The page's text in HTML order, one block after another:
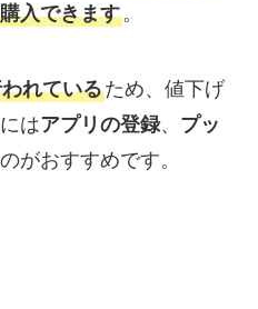
入できます。
れているため、値下げ
はアプリの登録、 プッ
がおすすめです。